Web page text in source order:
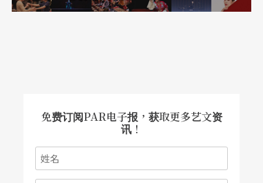
权力在理查三世手上，是玩具般的利刃，但对亨利
三个国王的命运背后，还是「家庭因素」在操纵。
而无巧不成话，消息传来，英女皇伊丽莎白二世公
免费订阅PAR电子报，获取更多艺文资
讯！